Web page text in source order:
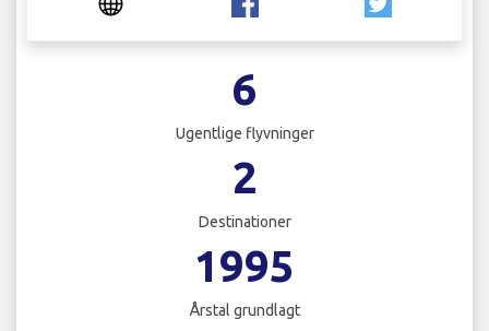
6
Ugentlige flyvninger
2
Destinationer
1995
Årstal grundlagt